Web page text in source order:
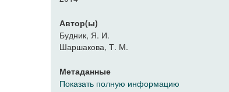
Автор(ы)
Будник, Я. И.
Шаршакова, Т. М.
Метаданные
Показать полную информацию